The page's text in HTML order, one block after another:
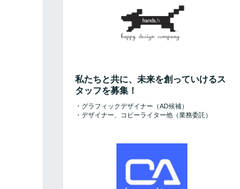
私たちと共に、未来を創っていけるス
タッフを募集！
・グラフィックデザイナー（AD候補）
・デザイナー、コピーライター他（業務委託）